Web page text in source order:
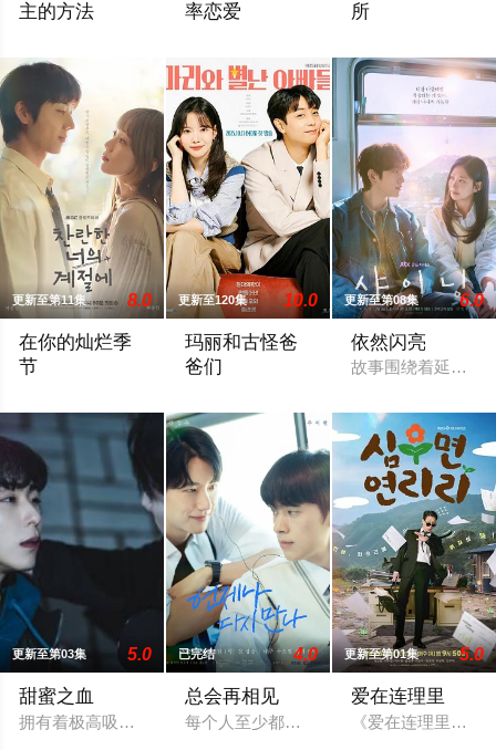
主的方法
率恋爱
所
更新至第11集 8.0
在你的灿烂季
节
更新至120集 10.0
玛丽和古怪爸
爸们
更新至第08集 6.0
依然闪亮
故事围绕着延泰瑞
更新至第03集 5.0
甜蜜之血
拥有着极高吸引力的“甜蜜血液”的男主，吸引了众多吸血鬼。女
已完结 4.0
总会再相见
每个人至少都曾有过一次这样的想象。“
更新至第01集 5.0
爱在连理里
《爱在连理里》是